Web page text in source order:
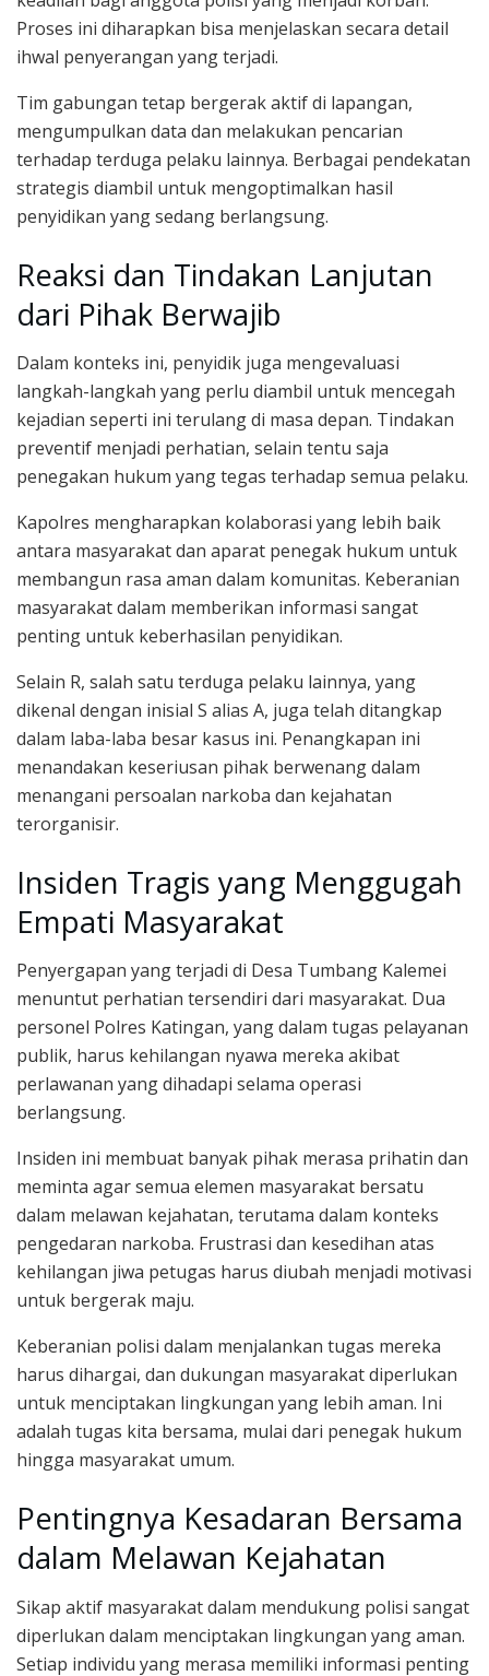
Proses ini diharapkan bisa menjelaskan secara detail
ihwal penyerangan yang terjadi.
Tim gabungan tetap bergerak aktif di lapangan,
mengumpulkan data dan melakukan pencarian
terhadap terduga pelaku lainnya. Berbagai pendekatan
strategis diambil untuk mengoptimalkan hasil
penyidikan yang sedang berlangsung.
Reaksi dan Tindakan Lanjutan
dari Pihak Berwajib
Dalam konteks ini, penyidik juga mengevaluasi
langkah-langkah yang perlu diambil untuk mencegah
kejadian seperti ini terulang di masa depan. Tindakan
preventif menjadi perhatian, selain tentu saja
penegakan hukum yang tegas terhadap semua pelaku.
Kapolres mengharapkan kolaborasi yang lebih baik
antara masyarakat dan aparat penegak hukum untuk
membangun rasa aman dalam komunitas. Keberanian
masyarakat dalam memberikan informasi sangat
penting untuk keberhasilan penyidikan.
Selain R, salah satu terduga pelaku lainnya, yang
dikenal dengan inisial S alias A, juga telah ditangkap
dalam laba-laba besar kasus ini. Penangkapan ini
menandakan keseriusan pihak berwenang dalam
menangani persoalan narkoba dan kejahatan
terorganisir.
Insiden Tragis yang Menggugah
Empati Masyarakat
Penyergapan yang terjadi di Desa Tumbang Kalemei
menuntut perhatian tersendiri dari masyarakat. Dua
personel Polres Katingan, yang dalam tugas pelayanan
publik, harus kehilangan nyawa mereka akibat
perlawanan yang dihadapi selama operasi
berlangsung.
Insiden ini membuat banyak pihak merasa prihatin dan
meminta agar semua elemen masyarakat bersatu
dalam melawan kejahatan, terutama dalam konteks
pengedaran narkoba. Frustrasi dan kesedihan atas
kehilangan jiwa petugas harus diubah menjadi motivasi
untuk bergerak maju.
Keberanian polisi dalam menjalankan tugas mereka
harus dihargai, dan dukungan masyarakat diperlukan
untuk menciptakan lingkungan yang lebih aman. Ini
adalah tugas kita bersama, mulai dari penegak hukum
hingga masyarakat umum.
Pentingnya Kesadaran Bersama
dalam Melawan Kejahatan
Sikap aktif masyarakat dalam mendukung polisi sangat
diperlukan dalam menciptakan lingkungan yang aman.
Setiap individu yang merasa memiliki informasi penting